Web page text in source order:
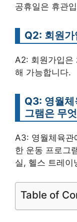
공휴일은 휴관
Q2: 회원
A2: 회원가입은
해 가능합니다.
Q3: 영월
그램은 무
A3: 영월체육관
한 운동 프로그
실, 헬스 트레이
Table of